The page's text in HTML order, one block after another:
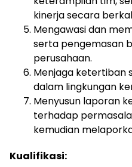
kinerja secara
Mengawasi dan
serta pengemasan
perusahaan.
Menjaga ketertiban
dalam lingkungan
Menyusun laporan
terhadap
kemudian
Kualifikasi: